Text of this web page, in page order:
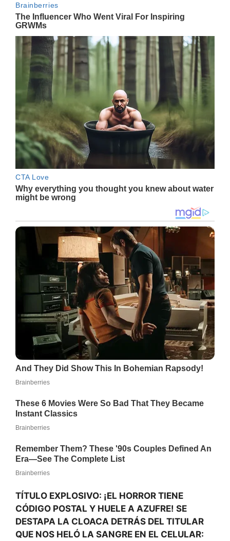
TÍTULO EXPLOSIVO: ¡EL HORROR TIENE
CÓDIGO POSTAL Y HUELE A AZUFRE! SE
DESTAPA LA CLOACA DETRÁS DEL TITULAR
QUE NOS HELÓ LA SANGRE EN EL CELULAR: